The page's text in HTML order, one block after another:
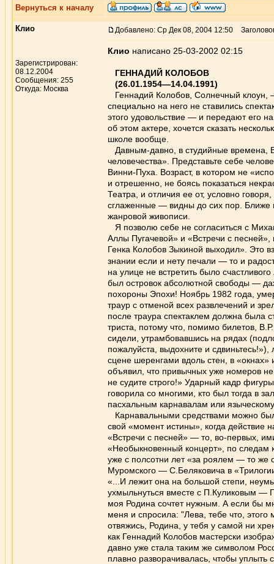
Вернуться к началу
Клио
Зарегистрирован:
08.12.2004
Сообщения: 255
Откуда: Москва
Добавлено: Ср Дек 08, 2004 12:50
Клио написано 25-03-2002 02:15
ГЕННАДИЙ КОЛОБОВ
(26.01.1954—14.04.1991)
Геннадий Колобов, Солнечный клоун,
специально на него не ставились
этого удовольствие — и передают его
об этом актере, хочется сказать
школе вообще.
Давным-давно, в студийные времена,
человечества». Представьте себе
Винни-Пуха. Возраст, в котором не
и отрешенно, не боясь показаться
Театра, и отличия ее от, условно
сглаженные — видны до сих пор. Ближе
жанровой живописи.
Я позволю себе не согласиться с
Аллы Пугачевой» и «Встречи с
Генка Колобов Зыкиной выходил». Это
знании если и нету печали — то и
на улице не встретить было
был островок абсолютной свободы —
похороны Эпохи! Ноябрь 1982 года,
траур с отменой всех развлечений и
после траура спектаклем должна была
триста, потому что, помимо билетов,
сидели, утрамбовавшись на рядах
пожалуйста, выдохните и
сцене шеренгами вдоль стен, в
объявил, что привычных уже номеров
не судите строго!» Ударный кадр
говорила со многими, кто был тогда в
пасхальным карнавалам или
Карнавальными средствами можно
свой «момент истины», когда действие
«Встречи с песней» — то, во-первых,
«Необыкновенный концерт», по следам
уже с полсотни лет «за роялем — то же
Муромского — С.Беляковича в
«...И лежит она на большой степи,
ухмыльнуться вместе с П.Куликовым —
моя Родина сочтет нужным. А если бы
меня и спросила: "Лева, тебе что,
отвяжись, Родина, у тебя у самой ни
как Геннадий Колобов мастерски
давно уже стала таким же символом
плавно разворачивалась, чтобы